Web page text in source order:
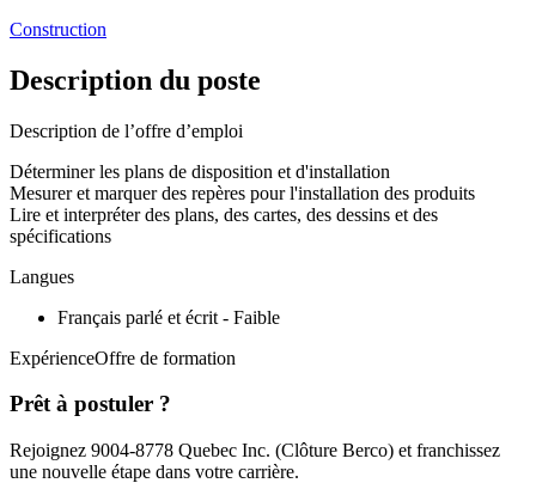
Construction
Description du poste
Description de l’offre d’emploi
Déterminer les plans de disposition et d'installation
Mesurer et marquer des repères pour l'installation des produits
Lire et interpréter des plans, des cartes, des dessins et des
spécifications
Langues
Français parlé et écrit - Faible
ExpérienceOffre de formation
Prêt à postuler ?
Rejoignez 9004-8778 Quebec Inc. (Clôture Berco) et franchissez
une nouvelle étape dans votre carrière.